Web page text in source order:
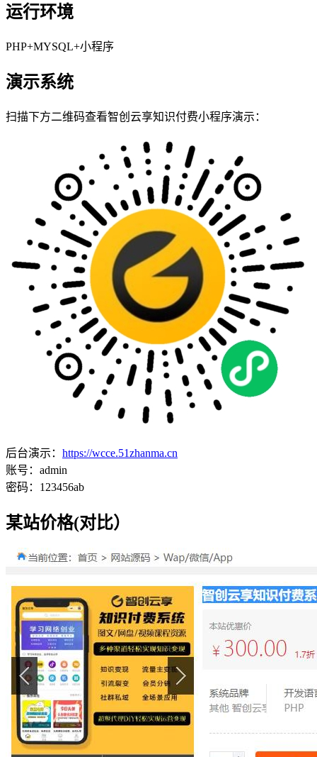
运行环境
PHP+MYSQL+小程序
演示系统
扫描下方二维码查看智创云享知识付费小程序演示：
后台演示： https://wcce.51zhanma.cn
账号：admin
密码：123456ab
某站价格(对比）